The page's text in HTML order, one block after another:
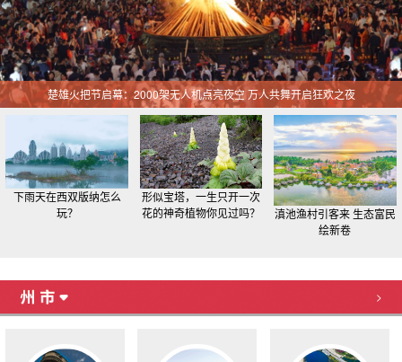
楚雄火把节启幕：2000架无人机点亮夜空 万人共舞开启狂欢之夜
下雨天在西双版纳怎么
玩？
形似宝塔，一生只开一次
花的神奇植物你见过吗？
滇池渔村引客来 生态富民
绘新卷
>